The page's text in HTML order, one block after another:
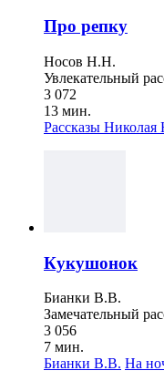
Про репку
Носов Н.Н.
Увлекательный
3 072
13 мин.
Рассказы Николая
Кукушонок
Бианки В.В.
Замечательный
3 056
7 мин.
Бианки В.В. На